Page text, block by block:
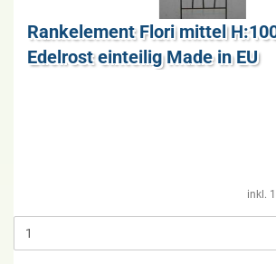
Rank­ele­ment Flori mit­tel
Edel­rost ein­tei­lig Made in EU
inkl.